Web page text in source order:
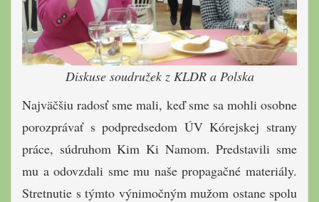
Diskuse soudružek z KLDR a Polska
Najväčšiu radosť sme mali, keď sme sa mohli osobne
porozprávať s podpredsedom ÚV Kórejskej strany
práce, súdruhom Kim Ki Namom. Predstavili sme
mu a odovzdali sme mu naše propagačné materiály.
Stretnutie s týmto výnimočným mužom ostane spolu